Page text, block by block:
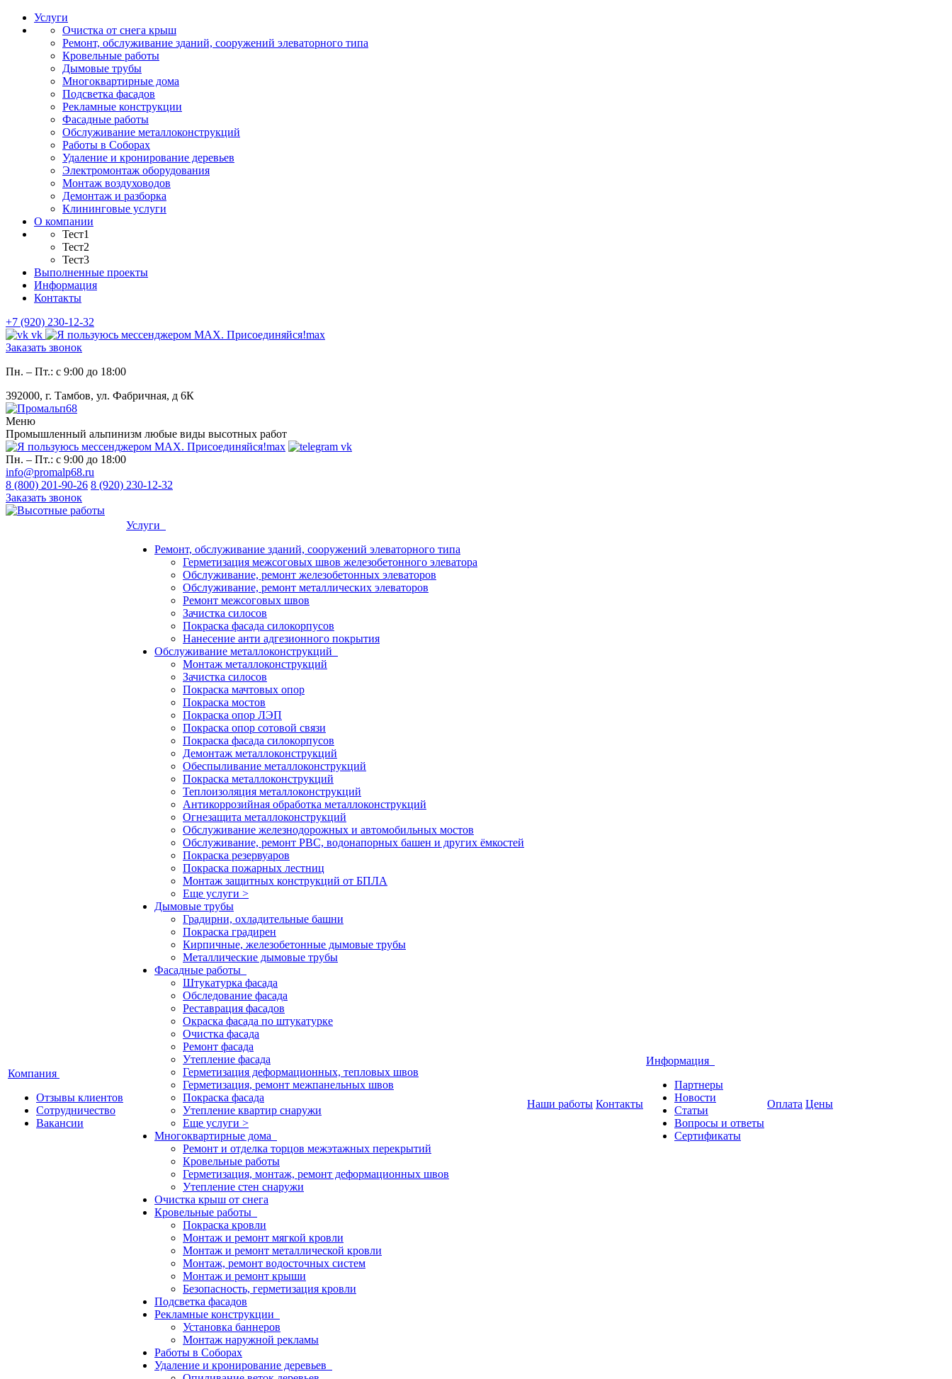
Услуги
Очистка от снега крыш
Ремонт, обслуживание зданий, сооружений элеваторного типа
Кровельные работы
Дымовые трубы
Многоквартирные дома
Подсветка фасадов
Рекламные конструкции
Фасадные работы
Обслуживание металлоконструкций
Работы в Соборах
Удаление и кронирование деревьев
Электромонтаж оборудования
Монтаж воздуховодов
Демонтаж и разборка
Клининговые услуги
О компании
Тест1
Тест2
Тест3
Выполненные проекты
Информация
Контакты
+7 (920) 230-12-32
vk
max
Заказать звонок
Пн. – Пт.: с 9:00 до 18:00
392000, г. Тамбов, ул. Фабричная, д 6К
Меню
Промышленный альпинизм любые виды высотных работ
max
vk
Пн. – Пт.: с 9:00 до 18:00
info@promalp68.ru
8 (800) 201-90-26 8 (920) 230-12-32
Заказать звонок
Компания
Отзывы клиентов
Сотрудничество
Вакансии
Услуги
Ремонт, обслуживание зданий, сооружений элеваторного типа
Герметизация межсоговых швов железобетонного элеватора
Обслуживание, ремонт железобетонных элеваторов
Обслуживание, ремонт металлических элеваторов
Ремонт межсоговых швов
Зачистка силосов
Покраска фасада силокорпусов
Нанесение анти адгезионного покрытия
Обслуживание металлоконструкций
Монтаж металлоконструкций
Зачистка силосов
Покраска мачтовых опор
Покраска мостов
Покраска опор ЛЭП
Покраска опор сотовой связи
Покраска фасада силокорпусов
Демонтаж металлоконструкций
Обеспыливание металлоконструкций
Покраска металлоконструкций
Теплоизоляция металлоконструкций
Антикоррозийная обработка металлоконструкций
Огнезащита металлоконструкций
Обслуживание железнодорожных и автомобильных мостов
Обслуживание, ремонт РВС, водонапорных башен и других ёмкостей
Покраска резервуаров
Покраска пожарных лестниц
Монтаж защитных конструкций от БПЛА
Еще услуги >
Дымовые трубы
Градирни, охладительные башни
Покраска градирен
Кирпичные, железобетонные дымовые трубы
Металлические дымовые трубы
Фасадные работы
Штукатурка фасада
Обследование фасада
Реставрация фасадов
Окраска фасада по штукатурке
Очистка фасада
Ремонт фасада
Утепление фасада
Герметизация деформационных, тепловых швов
Герметизация, ремонт межпанельных швов
Покраска фасада
Утепление квартир снаружи
Еще услуги >
Многоквартирные дома
Ремонт и отделка торцов межэтажных перекрытий
Кровельные работы
Герметизация, монтаж, ремонт деформационных швов
Утепление стен снаружи
Очистка крыш от снега
Кровельные работы
Покраска кровли
Монтаж и ремонт мягкой кровли
Монтаж и ремонт металлической кровли
Монтаж, ремонт водосточных систем
Монтаж и ремонт крыши
Безопасность, герметизация кровли
Подсветка фасадов
Рекламные конструкции
Установка баннеров
Монтаж наружной рекламы
Работы в Соборах
Удаление и кронирование деревьев
Наши работы Контакты
Информация
Партнеры
Новости
Статьи
Вопросы и ответы
Сертификаты
Оплата Цены